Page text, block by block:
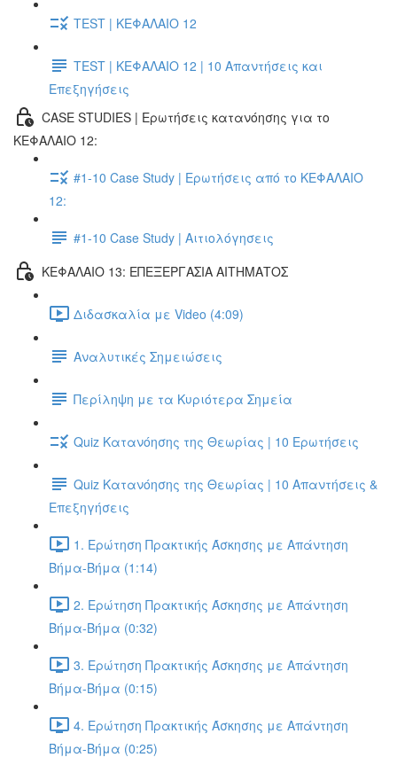
TEST | ΚΕΦΑΛΑΙΟ 12
TEST | ΚΕΦΑΛΑΙΟ 12 | 10 Απαντήσεις και
Επεξηγήσεις
CASE STUDIES | Ερωτήσεις κατανόησης για το
ΚΕΦΑΛΑΙΟ 12:
#1-10 Case Study | Ερωτήσεις από το ΚΕΦΑΛΑΙΟ
12:
#1-10 Case Study | Αιτιολόγησεις
ΚΕΦΑΛΑΙΟ 13: ΕΠΕΞΕΡΓΑΣΙΑ ΑΙΤΗΜΑΤΟΣ
Διδασκαλία με Video (4:09)
Αναλυτικές Σημειώσεις
Περίληψη με τα Κυριότερα Σημεία
Quiz Κατανόησης της Θεωρίας | 10 Ερωτήσεις
Quiz Κατανόησης της Θεωρίας | 10 Απαντήσεις &
Επεξηγήσεις
1. Ερώτηση Πρακτικής Άσκησης με Απάντηση
Βήμα-Βήμα (1:14)
2. Ερώτηση Πρακτικής Άσκησης με Απάντηση
Βήμα-Βήμα (0:32)
3. Ερώτηση Πρακτικής Άσκησης με Απάντηση
Βήμα-Βήμα (0:15)
4. Ερώτηση Πρακτικής Άσκησης με Απάντηση
Βήμα-Βήμα (0:25)